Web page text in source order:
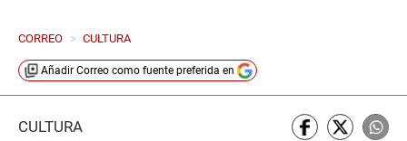
CORREO > CULTURA
Añadir Correo como fuente preferida en
CULTURA